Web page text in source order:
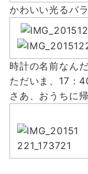
かわいい光るバ
時計の名前なん
ただいま、17：
さあ、おうちに